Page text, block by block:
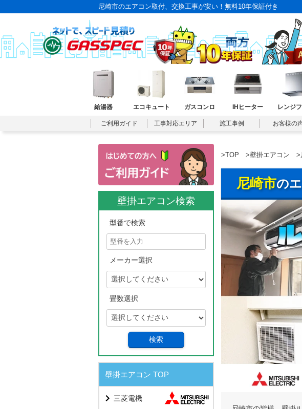
尼崎市のエアコン取付、交換工事が安い！無料10年保証付き
給湯器 エコキュート ガスコンロ IHヒーター レンジ
ご利用ガイド 工事対応エリア 施工事例 お客様の
壁掛エアコン検索
型番で検索
メーカー選択
畳数選択
検索
壁掛エアコン TOP
三菱電機
>TOP >壁掛エアコン >
尼崎市の